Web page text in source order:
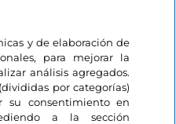
y de elaboración de
para mejorar la
análisis agregados.
por categorías)
su consentimiento en
a la sección